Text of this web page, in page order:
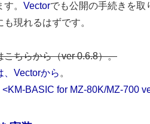
。 Vectorでも公開の手続きを取
現れるはずです。
こちらから（ver 0.6.8）。
、Vectorから 。
<KM-BASIC for MZ-80K/MZ-700